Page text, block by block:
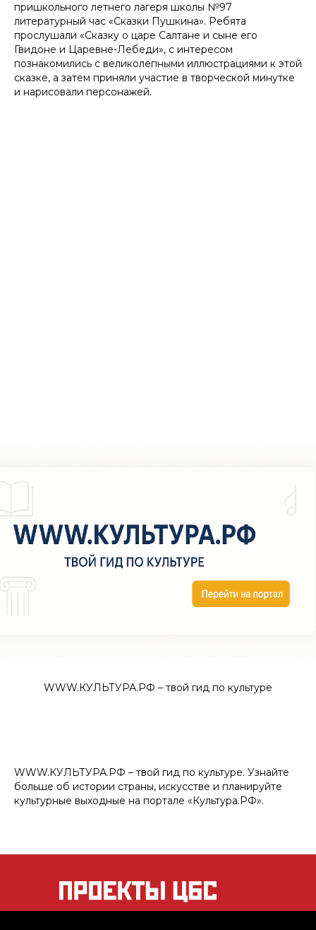
пришкольного летнего лагеря школы №97
литературный час «Сказки Пушкина». Ребята
прослушали «Сказку о царе Салтане и сыне его
Гвидоне и Царевне-Лебеди», с интересом
познакомились с великолепными иллюстрациями к этой
сказке, а затем приняли участие в творческой минутке
и нарисовали персонажей.
WWW.КУЛЬТУРА.РФ – твой гид по культуре
WWW.КУЛЬТУРА.РФ – твой гид по культуре. Узнайте
больше об истории страны, искусстве и планируйте
культурные выходные на портале «Культура.РФ».